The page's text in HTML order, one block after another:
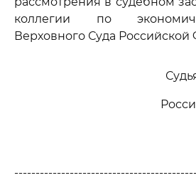
коллегии по
Верховного Суда